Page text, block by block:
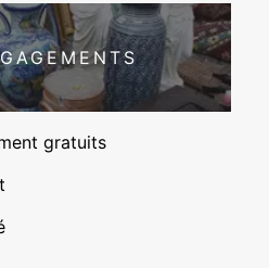
gratuits